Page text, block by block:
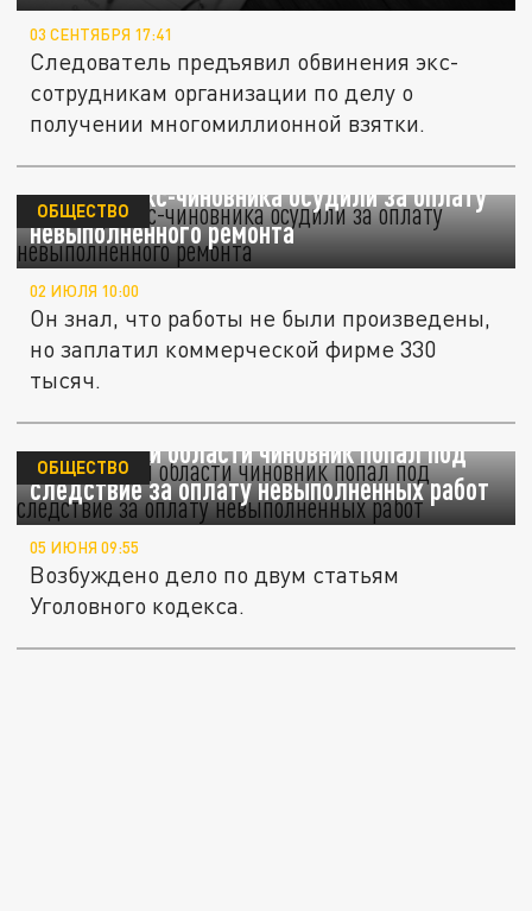
03 СЕНТЯБРЯ 17:41
Следователь предъявил обвинения экс-
сотрудникам организации по делу о
получении многомиллионной взятки.
В Самаре экс-чиновника осудили за оплату
невыполненного ремонта
ОБЩЕСТВО
02 ИЮЛЯ 10:00
Он знал, что работы не были произведены,
но заплатил коммерческой фирме 330
тысяч.
В Самарской области чиновник попал под
следствие за оплату невыполненных работ
ОБЩЕСТВО
05 ИЮНЯ 09:55
Возбуждено дело по двум статьям
Уголовного кодекса.